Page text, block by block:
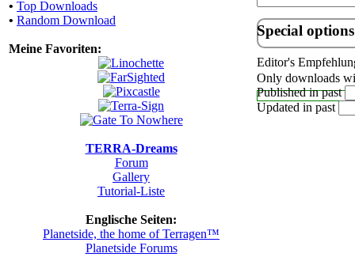
• Top Downloads
• Random Download
Meine Favoriten:
TERRA-Dreams
Forum
Gallery
Tutorial-Liste
Englische Seiten:
Planetside, the home of Terragen™
Planetside Forums
Special options
Editor's
Only downloads
Published in past
Updated in past